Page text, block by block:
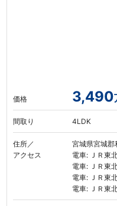
価格 3,490
間取り 4LDK
住所／
アクセス
宮城県宮城郡
電車: ＪＲ東
電車: ＪＲ東
電車: ＪＲ東
電車: ＪＲ東